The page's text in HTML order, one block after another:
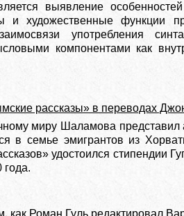
выявление
и художественные функции
употребления
компонентами как
рассказы» в переводах
миру Шаламова представил
в семье эмигрантов из
удостоился стипендии
года.
как Роман Гуль редактировал